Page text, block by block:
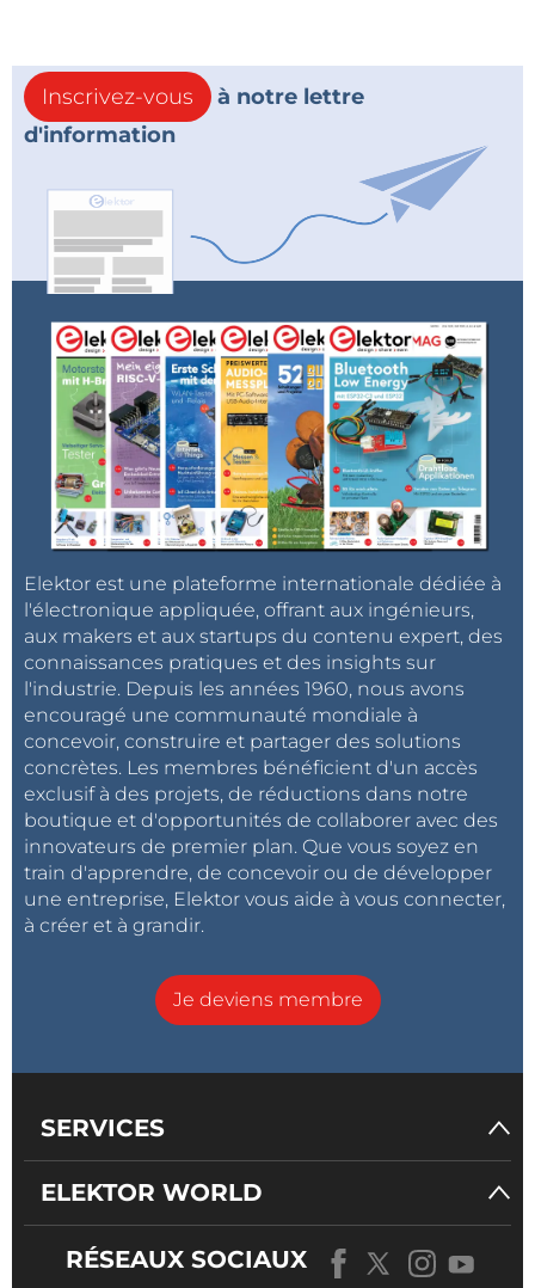
Inscrivez-vous
à notre lettre
d'information
Elektor est une plateforme internationale dédiée à
l'électronique appliquée, offrant aux ingénieurs,
aux makers et aux startups du contenu expert, des
connaissances pratiques et des insights sur
l'industrie. Depuis les années 1960, nous avons
encouragé une communauté mondiale à
concevoir, construire et partager des solutions
concrètes. Les membres bénéficient d'un accès
exclusif à des projets, de réductions dans notre
boutique et d'opportunités de collaborer avec des
innovateurs de premier plan. Que vous soyez en
train d'apprendre, de concevoir ou de développer
une entreprise, Elektor vous aide à vous connecter,
à créer et à grandir.
Je deviens membre
SERVICES
ELEKTOR WORLD
RÉSEAUX SOCIAUX